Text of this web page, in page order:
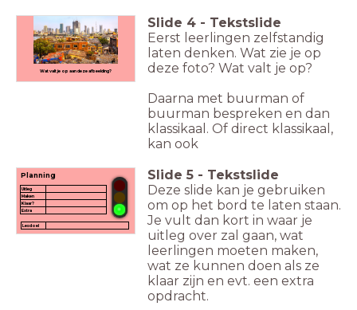
Wat valt je op aan deze afbeelding?
Slide 4 - Tekstslide
Eerst leerlingen zelfstandig
laten denken. Wat zie je op
deze foto? Wat valt je op?
Daarna met buurman of
buurman bespreken en dan
klassikaal. Of direct klassikaal,
kan ook
Planning
Uitleg
Maken
Klaar?
Extra
Lesdoel
Slide 5 - Tekstslide
Deze slide kan je gebruiken
om op het bord te laten staan.
Je vult dan kort in waar je
uitleg over zal gaan, wat
leerlingen moeten maken,
wat ze kunnen doen als ze
klaar zijn en evt. een extra
opdracht.